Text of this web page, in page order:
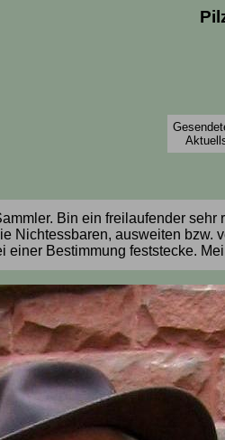
Bin ein freilaufender
Nichtessbaren, ausweiten bzw.
einer Bestimmung feststecke.